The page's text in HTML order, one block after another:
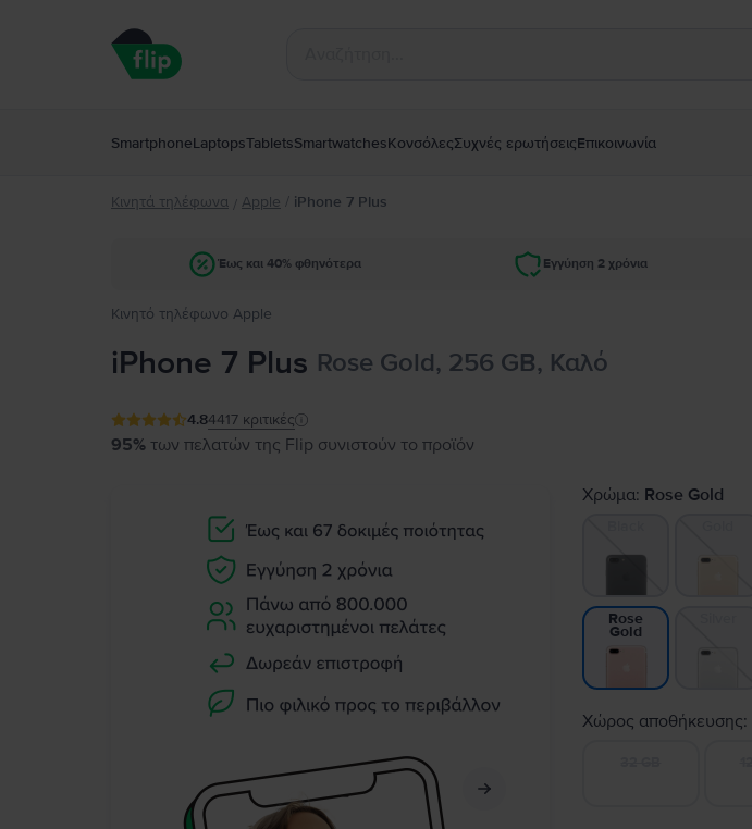
SmartphoneLaptopsTabletsSmartwatchesΚονσόλεςΣυχνές ερωτήσειςΕπικοινωνία
Κινητά τηλέφωνα / Apple / iPhone 7 Plus
Έως και 40% φθηνότερα Εγγύηση 2 χρόνια
Κινητό τηλέφωνο Apple
iPhone 7 Plus Rose Gold, 256 GB, Καλό
4.84417 κριτικές
95% των πελατών της Flip συνιστούν το προϊόν
Χρώμα: Rose Gold
Rose
Gold
Χώρος αποθήκευσης: